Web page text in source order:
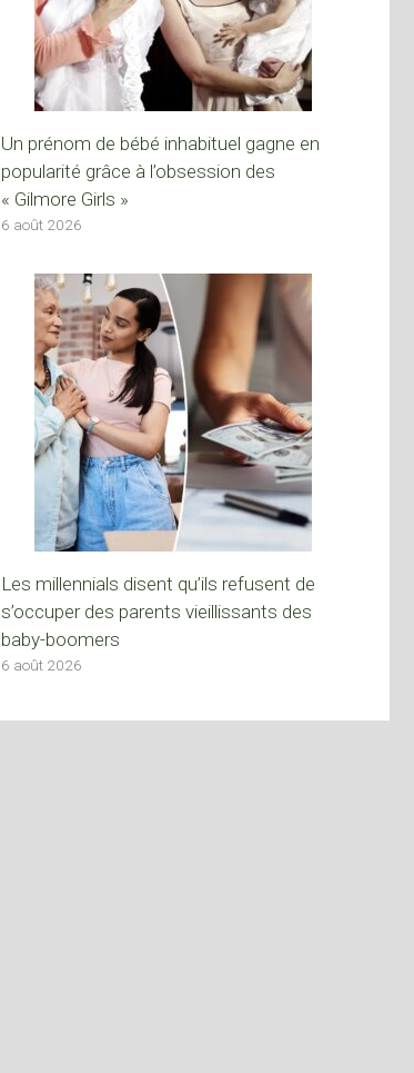
Un prénom de bébé inhabituel gagne en
popularité grâce à l’obsession des
« Gilmore Girls »
6 août 2026
Les millennials disent qu’ils refusent de
s’occuper des parents vieillissants des
baby-boomers
6 août 2026